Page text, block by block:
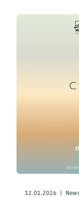
12.01.2026 |